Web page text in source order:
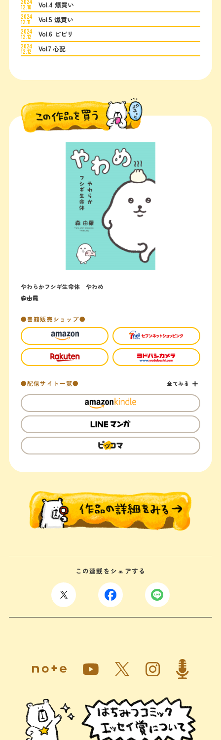
2024
12.10 Vol.4 爆買い
2024
12.11 Vol.5 爆買い
2024
12.12 Vol.6 ビビリ
2024
12.12 Vol.7 心配
やわらかフシギ生命体 やわめ
森由羅
●書籍販売ショップ●
●配信サイト一覧● 全てみる
この連載をシェアする